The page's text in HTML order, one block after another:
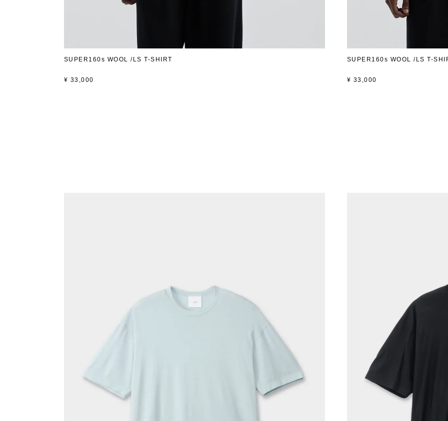
SUPER160s WOOL /LS T-SHIRT
¥ 33,000
SUPER160s WOOL /LS T-
¥ 33,000